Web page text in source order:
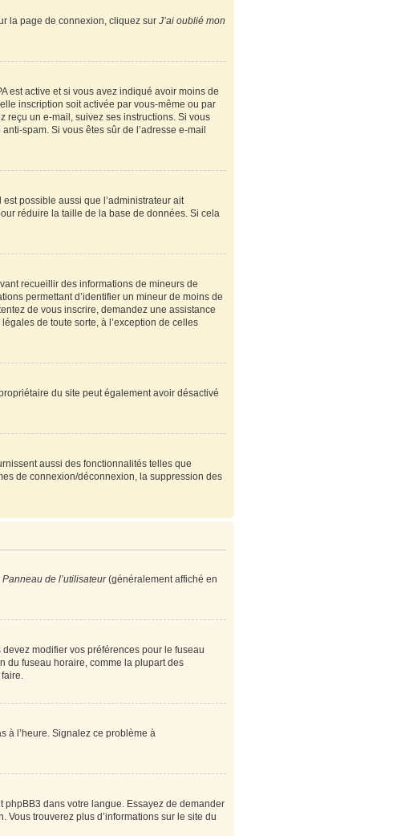
la page de connexion, cliquez sur J’ai oublié mon
est active et si vous avez indiqué avoir moins de
inscription soit activée par vous-même ou par
reçu un e-mail, suivez ses instructions. Si vous
spam. Si vous êtes sûr de l’adresse e-mail
possible aussi que l’administrateur ait
réduire la taille de la base de données. Si cela
recueillir des informations de mineurs de
permettant d’identifier un mineur de moins de
de vous inscrire, demandez une assistance
de toute sorte, à l’exception de celles
du site peut également avoir désactivé
aussi des fonctionnalités telles que
de connexion/déconnexion, la suppression des
Panneau de l’utilisateur(généralement affiché en
modifier vos préférences pour le fuseau
du fuseau horaire, comme la plupart des
à l’heure. Signalez ce problème à
phpBB3 dans votre langue. Essayez de demander
Vous trouverez plus d’informations sur le site du